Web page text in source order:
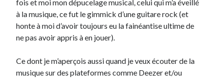
JFdans C’était pas mieux avant… à Lyon
littleceltdansComment j’ai opéré ma vélorution toute personnelle
AnthonydansComment j’ai opéré ma vélorution toute personnelle
Renaud Ducherdans Comment j’ai opéré ma vélorution toute
fois et moi mon dépucelage musical, celui qui m’a éveillé
à la musique, ce fut le gimmick d’une guitare rock (et
honte à moi d’avoir toujours eu la fainéantise ultime de
ne pas avoir appris à en jouer).
Ce dont je m’aperçois aussi quand je veux écouter de la
musique sur des plateformes comme Deezer et/ou